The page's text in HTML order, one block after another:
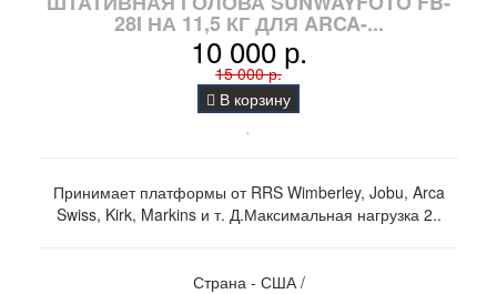
28I НА 11,5 КГ ДЛЯ ARCA-...
10 000 р.
15 000 р.
В корзину
Принимает платформы от RRS Wimberley, Jobu, Arca
Swiss, Kirk, Markins и т. Д.Максимальная нагрузка 2..
Страна - США /